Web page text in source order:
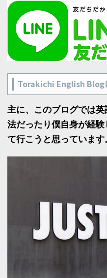
Torakichi English Blog
主に、このブログでは
法だったり僕自身が経
て行こうと思っています